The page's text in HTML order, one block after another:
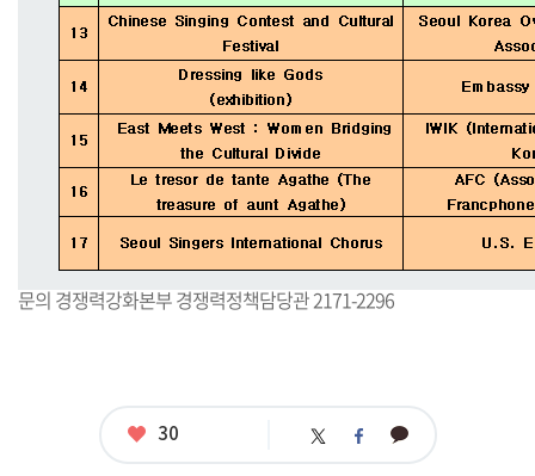
문의 경쟁력강화본부 경쟁력정책담당관 2171-2296
좋
30 트 페 카